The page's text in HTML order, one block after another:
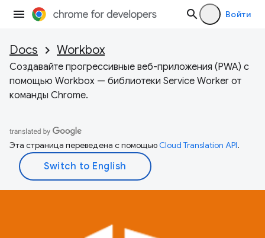
Войти
Docs Workbox
Создавайте прогрессивные веб-приложения (PWA) с
помощью Workbox — библиотеки Service Worker от
команды Chrome.
Эта страница переведена с помощьюCloud Translation API.